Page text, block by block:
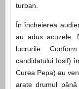
turban.
În încheierea
au adus acuzele.
lucrurile.
candidatului Iosif)
Curea Pepa) au
arate drumul